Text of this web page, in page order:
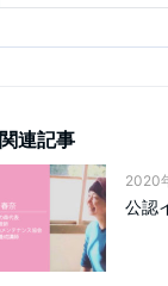
関連記事
2020
公認